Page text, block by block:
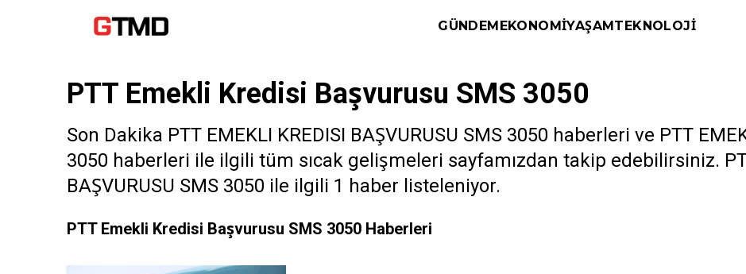
GÜNDEMEKONOMIYAŞAMTEKNOLOJI
PTT Emekli Kredisi Başvurusu SMS 3050
Son Dakika PTT EMEKLI KREDISI BAŞVURUSU SMS 3050 haberleri ve PTT
3050 haberleri ile ilgili tüm sıcak gelişmeleri sayfamızdan takip edebilirsiniz.
BAŞVURUSU SMS 3050 ile ilgili 1 haber listeleniyor.
PTT Emekli Kredisi Başvurusu SMS 3050 Haberleri